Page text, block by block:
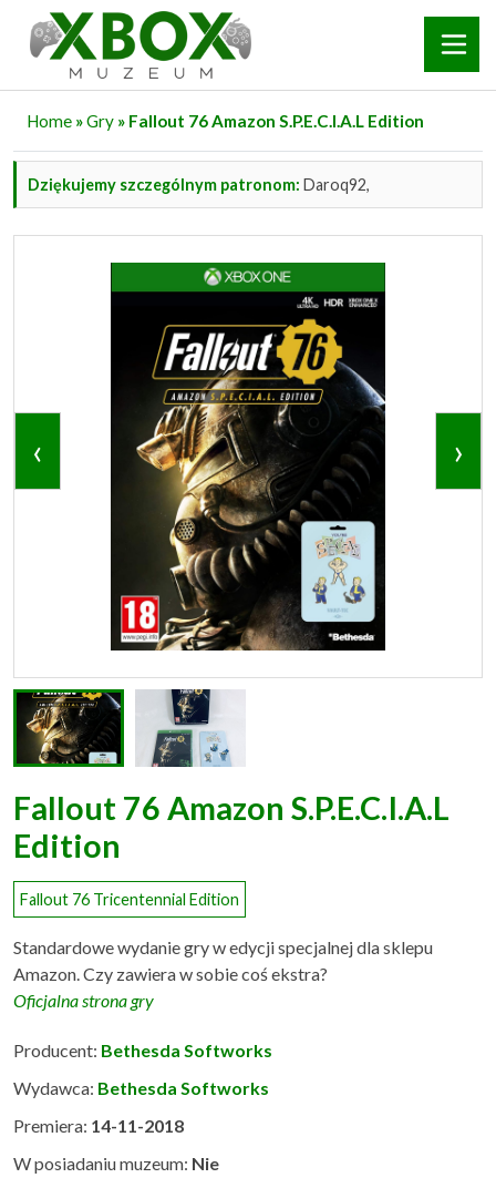
Home »Gry » Fallout 76 Amazon S.P.E.C.I.A.L Edition
Dziękujemy szczególnym patronom: Daroq92,
‹ ›
Fallout 76 Amazon S.P.E.C.I.A.L
Edition
Fallout 76 Tricentennial Edition
Standardowe wydanie gry w edycji specjalnej dla sklepu
Amazon. Czy zawiera w sobie coś ekstra?
Oficjalna strona gry
Producent: Bethesda Softworks
Wydawca: Bethesda Softworks
Premiera: 14-11-2018
W posiadaniu muzeum: Nie